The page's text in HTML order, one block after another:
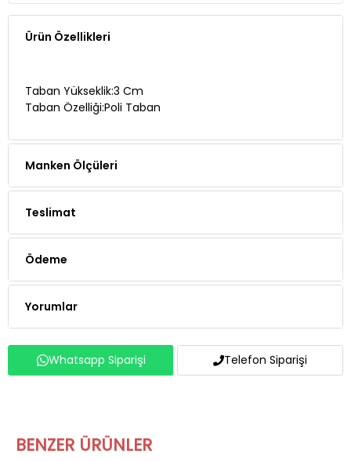
Ürün Özellikleri
Taban Özelliği:Poli Taban
Manken Ölçüleri
Teslimat
Ödeme
Yorumlar